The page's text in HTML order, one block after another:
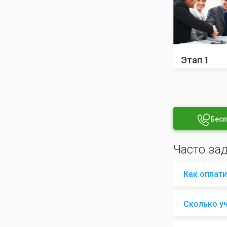
Этап 1
Часто
Как
Сколько